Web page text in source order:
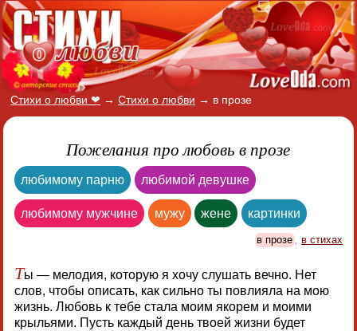
Стихи о любви ❤ → Стихи о любви → в прозе
Пожелания про любовь в прозе
любимому парню любимой девушке
любимому мужчине мужу жене картинки
в прозе , в стихах
Ты — мелодия, которую я хочу слушать вечно. Нет
слов, чтобы описать, как сильно ты повлияла на мою
жизнь. Любовь к тебе стала моим якорем и моими
крыльями. Пусть каждый день твоей жизни будет